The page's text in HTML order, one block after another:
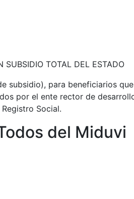
SUBSIDIO TOTAL DEL ESTADO
subsidio), para beneficiarios
por el ente rector de
Social.
del Miduvi